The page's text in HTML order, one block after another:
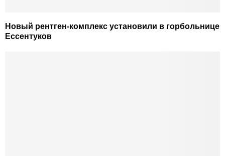
Новый рентген-комплекс установили в горбольнице
Ессентуков